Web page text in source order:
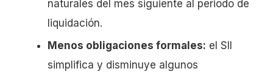
naturales del mes siguiente al periodo de
liquidación.
Menos obligaciones formales: el SII
simplifica y disminuye algunos